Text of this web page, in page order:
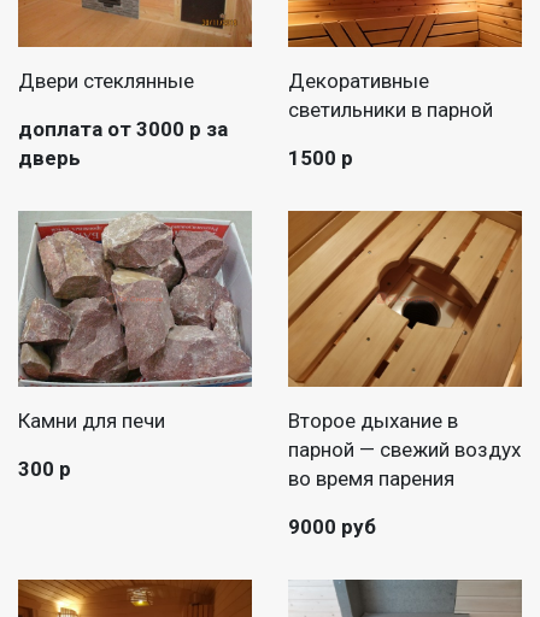
Двери стеклянные
доплата от 3000 р за
дверь
Декоративные
светильники в парной
1500 р
Камни для печи
300 р
Второе дыхание в
парной — свежий воздух
во время парения
9000 руб